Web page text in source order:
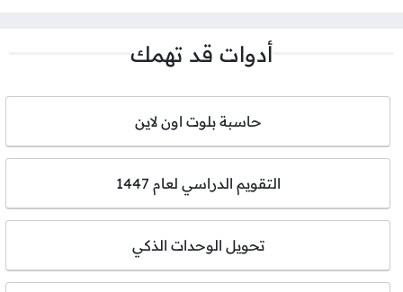
أدوات قد تهمك
حاسبة بلوت اون لاين
التقويم الدراسي لعام 1447
تحويل الوحدات الذكي